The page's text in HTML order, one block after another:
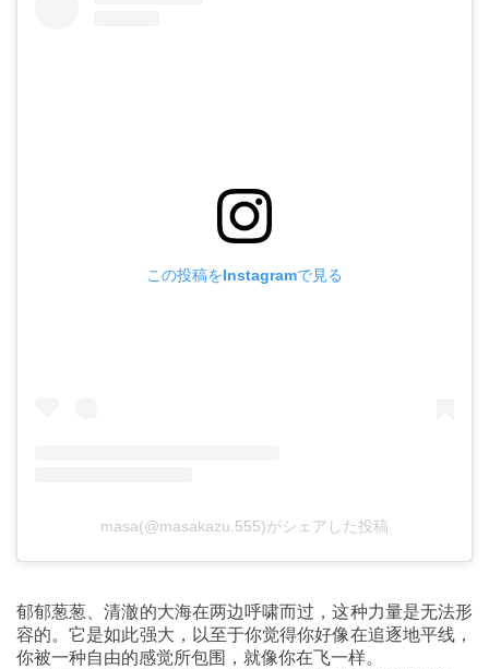
この投稿をInstagramで見る
masa(@masakazu.555)がシェアした投稿
郁郁葱葱、清澈的大海在两边呼啸而过，这种力量是无法形
容的。它是如此强大，以至于你觉得你好像在追逐地平线，
你被一种自由的感觉所包围，就像你在飞一样。